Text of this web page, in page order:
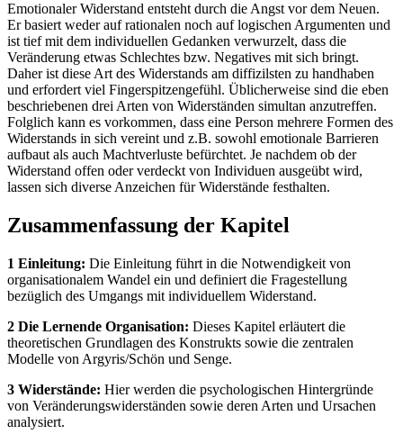
Emotionaler Widerstand entsteht durch die Angst vor dem Neuen.
Er basiert weder auf rationalen noch auf logischen Argumenten und
ist tief mit dem individuellen Gedanken verwurzelt, dass die
Veränderung etwas Schlechtes bzw. Negatives mit sich bringt.
Daher ist diese Art des Widerstands am diffizilsten zu handhaben
und erfordert viel Fingerspitzengefühl. Üblicherweise sind die eben
beschriebenen drei Arten von Widerständen simultan anzutreffen.
Folglich kann es vorkommen, dass eine Person mehrere Formen des
Widerstands in sich vereint und z.B. sowohl emotionale Barrieren
aufbaut als auch Machtverluste befürchtet. Je nachdem ob der
Widerstand offen oder verdeckt von Individuen ausgeübt wird,
lassen sich diverse Anzeichen für Widerstände festhalten.
Zusammenfassung der Kapitel
1 Einleitung: Die Einleitung führt in die Notwendigkeit von
organisationalem Wandel ein und definiert die Fragestellung
bezüglich des Umgangs mit individuellem Widerstand.
2 Die Lernende Organisation: Dieses Kapitel erläutert die
theoretischen Grundlagen des Konstrukts sowie die zentralen
Modelle von Argyris/Schön und Senge.
3 Widerstände: Hier werden die psychologischen Hintergründe
von Veränderungswiderständen sowie deren Arten und Ursachen
analysiert.